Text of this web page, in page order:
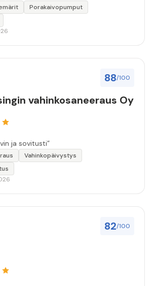
Porakaivopumput
88/100
vahinkosaneeraus Oy
ja sovitusti”
Vahinkopäivystys
82/100